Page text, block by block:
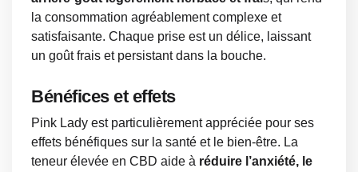
la consommation agréablement complexe et
satisfaisante. Chaque prise est un délice, laissant
un goût frais et persistant dans la bouche.
Bénéfices et effets
Pink Lady est particulièrement appréciée pour ses
effets bénéfiques sur la santé et le bien-être. La
teneur élevée en CBD aide à réduire l’anxiété, le